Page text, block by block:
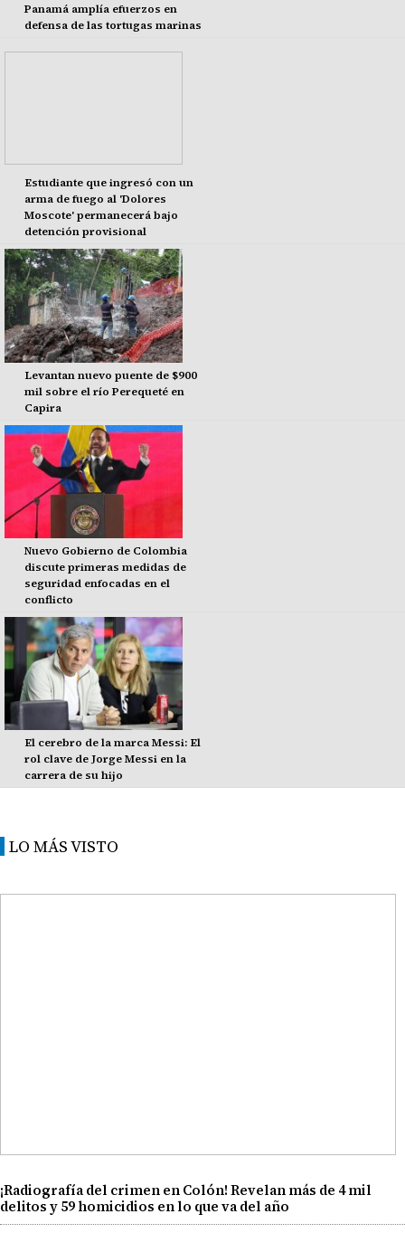
Panamá amplía efuerzos en
defensa de las tortugas marinas
Estudiante que ingresó con un
arma de fuego al 'Dolores
Moscote' permanecerá bajo
detención provisional
Levantan nuevo puente de $900
mil sobre el río Perequeté en
Capira
Nuevo Gobierno de Colombia
discute primeras medidas de
seguridad enfocadas en el
conflicto
El cerebro de la marca Messi: El
rol clave de Jorge Messi en la
carrera de su hijo
LO MÁS VISTO
¡Radiografía del crimen en Colón! Revelan más de 4 mil
delitos y 59 homicidios en lo que va del año